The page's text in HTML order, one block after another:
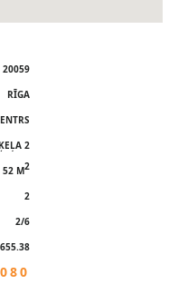
20059
RĪGA
2
52 M2
2
2/6